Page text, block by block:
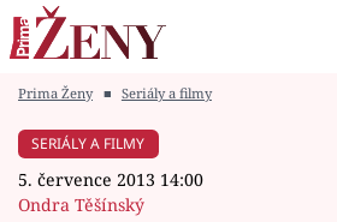
Módní alarm
Prima Ženy ■ Seriály a filmy
SERIÁLY A FILMY
5. července 2013 14:00
Ondra Těšínský